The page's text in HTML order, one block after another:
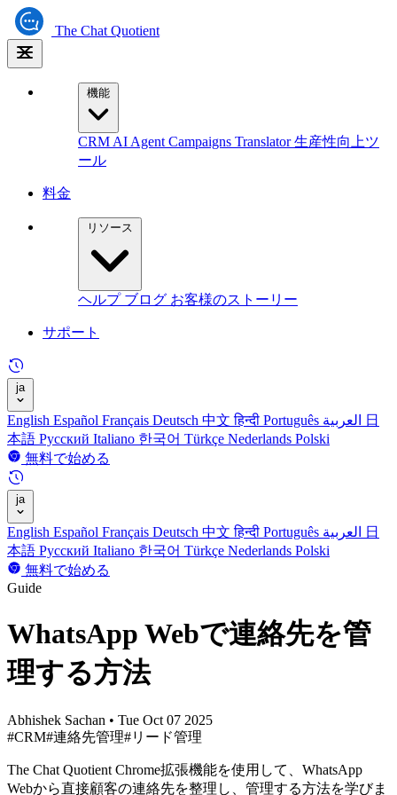
The Chat Quotient
機能
CRM AI Agent Campaigns Translator生産性向上ツ
ール
料金
リソース
ヘルプ ブログ お客様のストーリー
サポート
ja
English Español Français Deutsch 中文हिन्दी Português
日
本語 Русский Italiano 한국어 Türkçe Nederlands Polski
無料で始める
ja
English Español Français Deutsch 中文हिन्दी Português
日
本語 Русский Italiano 한국어 Türkçe Nederlands Polski
無料で始める
Guide
WhatsApp Webで連絡先を管
理する方法
Abhishek Sachan • Tue Oct 07 2025
#CRM#連絡先管理#リード管理
The Chat Quotient Chrome拡張機能を使用して、WhatsApp
Webから直接顧客の連絡先を整理し、管理する方法を学びま